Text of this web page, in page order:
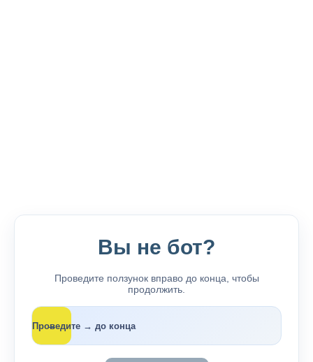
Вы не бот?
Проведите ползунок вправо до конца, чтобы
продолжить.
Проведите → до конца
→